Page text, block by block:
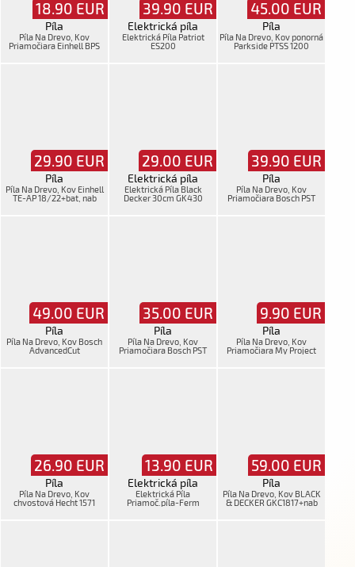
18.90 EUR
Píla
Píla Na Drevo, Kov
Priamočiara Einhell BPS
39.90 EUR
Elektrická píla
Elektrická Píla Patriot
ES200
45.00 EUR
Píla
Píla Na Drevo, Kov ponorná
Parkside PTSS 1200
29.90 EUR
Píla
Píla Na Drevo, Kov Einhell
TE-AP 18/22+bat, nab
29.00 EUR
Elektrická píla
Elektrická Píla Black
Decker 30cm GK430
39.90 EUR
Píla
Píla Na Drevo, Kov
Priamočiara Bosch PST
49.00 EUR
Píla
Píla Na Drevo, Kov Bosch
AdvancedCut
35.00 EUR
Píla
Píla Na Drevo, Kov
Priamočiara Bosch PST
9.90 EUR
Píla
Píla Na Drevo, Kov
Priamočiara My Project
26.90 EUR
Píla
Píla Na Drevo, Kov
chvostová Hecht 1571
13.90 EUR
Elektrická píla
Elektrická Píla
Priamoč.píla-Ferm
59.00 EUR
Píla
Píla Na Drevo, Kov BLACK
& DECKER GKC1817+nab